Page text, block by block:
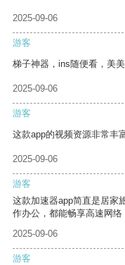
2025-09-06
游客
梯子神器，ins随便看，美美
2025-09-06
游客
这款app的视频资源非常丰
2025-09-06
游客
这款加速器app简直是居家
作办公，都能畅享高速网络
2025-09-06
游客